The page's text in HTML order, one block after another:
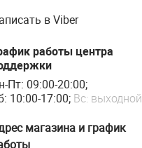
в Viber
работы центра
Пт: 09:00-20:00;
10:00-17:00; Вс: выходной
магазина и график